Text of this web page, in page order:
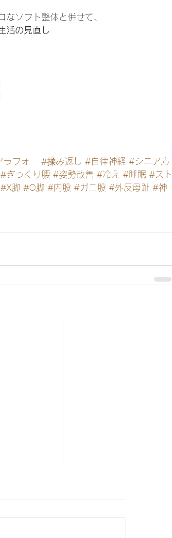
ソフト整体と併せて、
活の見直し
ラフォー #揉み返し #自律神経 #シニア応
#ぎっくり腰 #姿勢改善 #冷え #睡眠 #スト
#X脚 #O脚 #内股 #ガニ股 #外反母趾 #神